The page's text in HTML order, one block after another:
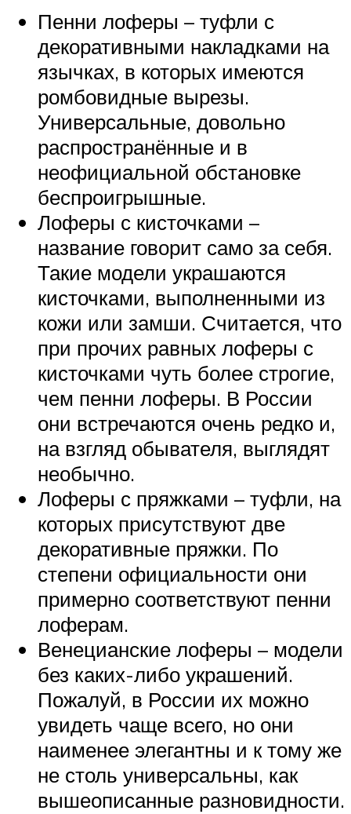
Пенни лоферы – туфли с
декоративными накладками на
язычках, в которых имеются
ромбовидные вырезы.
Универсальные, довольно
распространённые и в
неофициальной обстановке
беспроигрышные.
Лоферы с кисточками –
название говорит само за себя.
Такие модели украшаются
кисточками, выполненными из
кожи или замши. Считается, что
при прочих равных лоферы с
кисточками чуть более строгие,
чем пенни лоферы. В России
они встречаются очень редко и,
на взгляд обывателя, выглядят
необычно.
Лоферы с пряжками – туфли, на
которых присутствуют две
декоративные пряжки. По
степени официальности они
примерно соответствуют пенни
лоферам.
Венецианские лоферы – модели
без каких-либо украшений.
Пожалуй, в России их можно
увидеть чаще всего, но они
наименее элегантны и к тому же
не столь универсальны, как
вышеописанные разновидности.